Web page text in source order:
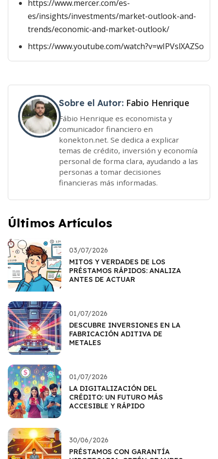
https://www.mercer.com/es-
es/insights/investments/market-outlook-and-
trends/economic-and-market-outlook/
https://www.youtube.com/watch?v=wIPVslXAZSo
Sobre el Autor: Fabio Henrique
Fábio Henrique es economista y
comunicador financiero en
konekton.net. Se dedica a explicar
temas de crédito, inversión y economía
personal de forma clara, ayudando a las
personas a tomar decisiones
financieras más informadas.
Últimos Artículos
03/07/2026
MITOS Y VERDADES DE LOS
PRÉSTAMOS RÁPIDOS: ANALIZA
ANTES DE ACTUAR
01/07/2026
DESCUBRE INVERSIONES EN LA
FABRICACIÓN ADITIVA DE
METALES
01/07/2026
LA DIGITALIZACIÓN DEL
CRÉDITO: UN FUTURO MÁS
ACCESIBLE Y RÁPIDO
30/06/2026
PRÉSTAMOS CON GARANTÍA